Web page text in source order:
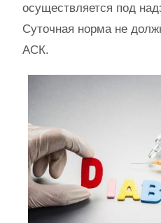
осуществляется под
Суточная норма не
АСК.